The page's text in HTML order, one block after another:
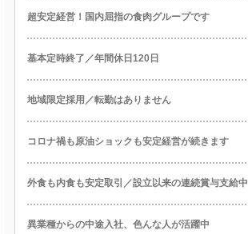
超安定経営！国内屈指の食肉グループです
基本定時終了／年間休日120日
地域限定採用／転勤はありません
コロナ禍も原油ショックも安定経営が続きます
外食も内食も安定取引／設立以来の連続賞与支給中
異業種からの中途入社、色んな人が活躍中